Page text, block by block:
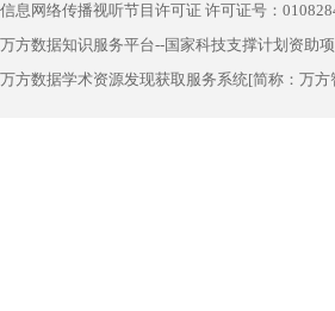
信息网络传播视听节目许可证 许可证号：
万方数据知识服务平台--国家科技支撑计划资助
万方数据学术资源发现获取服务系统[简称：万